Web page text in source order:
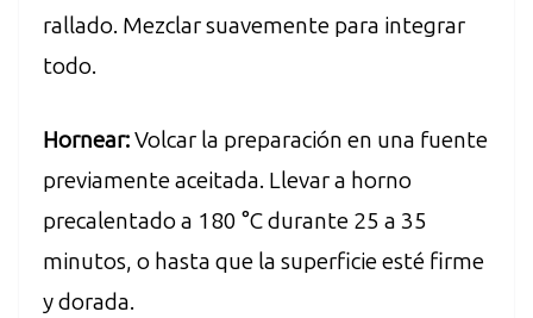
rallado. Mezclar suavemente para integrar
todo.
Hornear:Volcar la preparación en una fuente
previamente aceitada. Llevar a horno
precalentado a 180 °C durante 25 a 35
minutos, o hasta que la superficie esté firme
y dorada.